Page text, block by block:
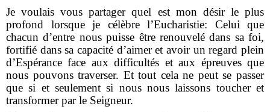
Je voulais vous partager quel est mon désir le plus
profond lorsque je célèbre l’Eucharistie: Celui que
chacun d’entre nous puisse être renouvelé dans sa foi,
fortifié dans sa capacité d’aimer et avoir un regard plein
d’Espérance face aux difficultés et aux épreuves que
nous pouvons traverser. Et tout cela ne peut se passer
que si et seulement si nous nous laissons toucher et
transformer par le Seigneur.